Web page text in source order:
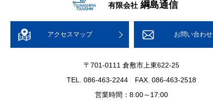
有限会社 綱島通信
アクセスマップ お問い合わせ
〒701-0111 倉敷市上東622-25
TEL. 086-463-2244 FAX. 086-463-2518
営業時間：8:00～17:00